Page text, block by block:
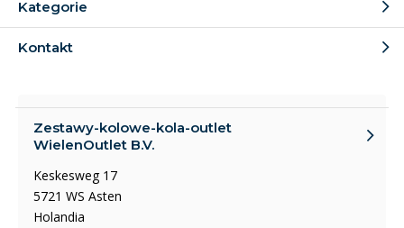
Kategorie
Kontakt
Zestawy-kolowe-kola-outlet
WielenOutlet B.V.
Keskesweg 17
5721 WS Asten
Holandia